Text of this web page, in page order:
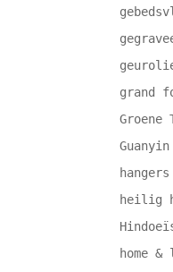
grand
Groene
Guanyin
hangers
heilig
home